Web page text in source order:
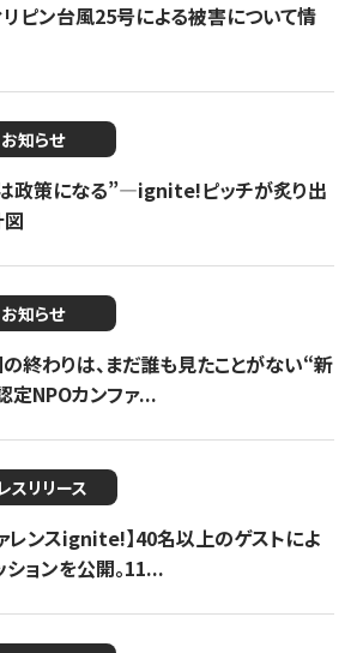
リピン台風25号による被害について情
お知らせ
政策になる”—ignite!ピッチが炙り出
図
お知らせ
終わりは、まだ誰も見たことがない“新
定NPOカンファ...
スリリース
レンスignite!】40名以上のゲストによ
ションを公開。11...